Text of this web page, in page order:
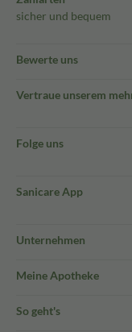
sicher und bequem
Bewerte uns
Vertraue unserem
Folge uns
Sanicare App
Unternehmen
Meine Apotheke
So geht's